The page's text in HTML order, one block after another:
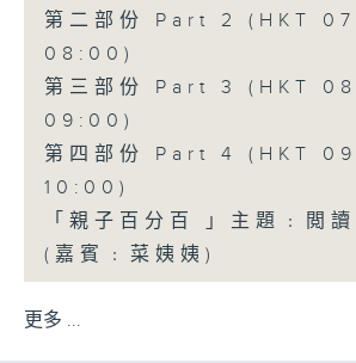
第二部份 Part 2 (HKT
08:00)
第三部份 Part 3 (HKT
09:00)
第四部份 Part 4 (HKT
10:00)
「親子百分百 」主題﹕閲
(嘉賓﹕菜姨姨)
更多 ...